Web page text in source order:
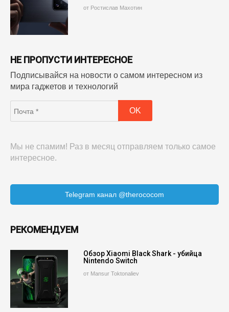
от Ростислав Махотин
НЕ ПРОПУСТИ ИНТЕРЕСНОЕ
Подписывайся на новости о самом интересном из
мира гаджетов и технологий
Мы не спамим! Раз в месяц отправляем только самое
интересное.
Telegram канал @therococom
РЕКОМЕНДУЕМ
Обзор Xiaomi Black Shark - убийца
Nintendo Switch
от Mansur Toktonaliev